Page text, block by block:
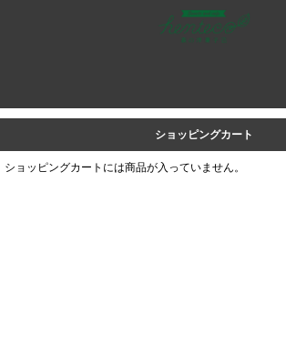
ショッピングカート
ショッピングカートには商品が入っていません。